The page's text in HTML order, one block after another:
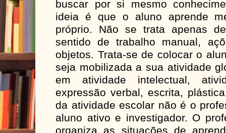
buscar por si mesmo
ideia é que o aluno aprende
próprio. Não se trata apenas
sentido de trabalho manual,
objetos. Trata-se de colocar o
seja mobilizada a sua atividade
em atividade intelectual,
expressão verbal, escrita,
da atividade escolar não é o
aluno ativo e investigador. O
organiza as situações de